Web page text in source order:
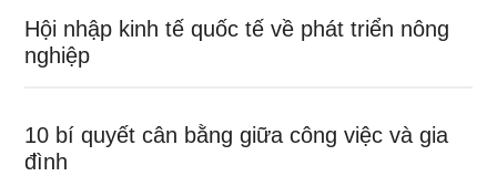
Hội nhập kinh tế quốc tế về phát triển nông
nghiệp
10 bí quyết cân bằng giữa công việc và gia
đình